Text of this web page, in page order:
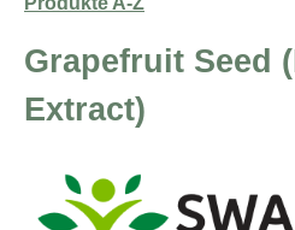
Grapefruit Seed
Extract)